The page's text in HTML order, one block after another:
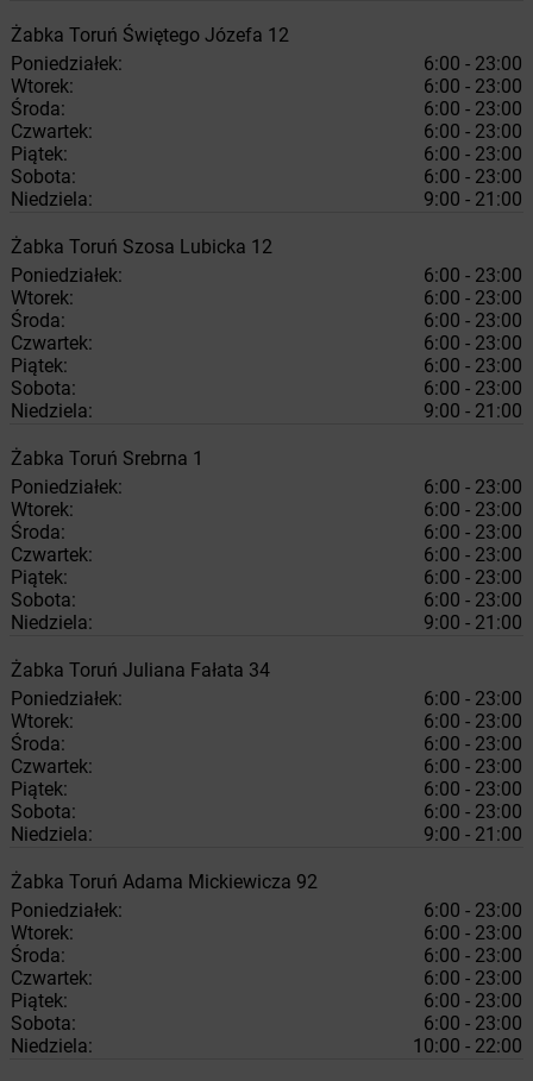
Żabka Toruń Świętego Józefa 12
Poniedziałek:
6:00 - 23:00
Wtorek:
6:00 - 23:00
Środa:
6:00 - 23:00
Czwartek:
6:00 - 23:00
Piątek:
6:00 - 23:00
Sobota:
6:00 - 23:00
Niedziela:
9:00 - 21:00
Żabka Toruń Szosa Lubicka 12
Poniedziałek:
6:00 - 23:00
Wtorek:
6:00 - 23:00
Środa:
6:00 - 23:00
Czwartek:
6:00 - 23:00
Piątek:
6:00 - 23:00
Sobota:
6:00 - 23:00
Niedziela:
9:00 - 21:00
Żabka Toruń Srebrna 1
Poniedziałek:
6:00 - 23:00
Wtorek:
6:00 - 23:00
Środa:
6:00 - 23:00
Czwartek:
6:00 - 23:00
Piątek:
6:00 - 23:00
Sobota:
6:00 - 23:00
Niedziela:
9:00 - 21:00
Żabka Toruń Juliana Fałata 34
Poniedziałek:
6:00 - 23:00
Wtorek:
6:00 - 23:00
Środa:
6:00 - 23:00
Czwartek:
6:00 - 23:00
Piątek:
6:00 - 23:00
Sobota:
6:00 - 23:00
Niedziela:
9:00 - 21:00
Żabka Toruń Adama Mickiewicza 92
Poniedziałek:
6:00 - 23:00
Wtorek:
6:00 - 23:00
Środa:
6:00 - 23:00
Czwartek:
6:00 - 23:00
Piątek:
6:00 - 23:00
Sobota:
6:00 - 23:00
Niedziela:
10:00 - 22:00